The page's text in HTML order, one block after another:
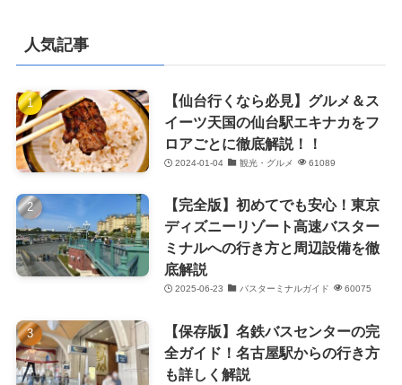
人気記事
【仙台行くなら必見】グルメ＆ス
イーツ天国の仙台駅エキナカをフ
ロアごとに徹底解説！！
2024-01-04 観光・グルメ 61089
【完全版】初めてでも安心！東京
ディズニーリゾート高速バスター
ミナルへの行き方と周辺設備を徹
底解説
2025-06-23 バスターミナルガイド 60075
【保存版】名鉄バスセンターの完
全ガイド！名古屋駅からの行き方
も詳しく解説